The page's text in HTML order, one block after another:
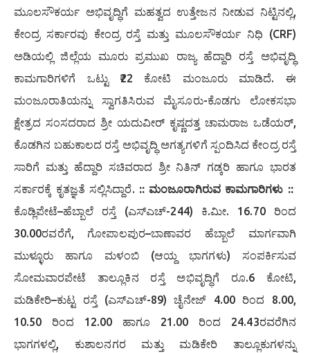
ಮೂಲಸೌಕರ್ಯ ಅಭಿವೃದ್ಧಿಗೆ ಮಹತ್ವದ ಉತ್ತೇಜನ ನೀಡುವ ನಿಟ್ಟಿನಲ್ಲಿ,
ಕೇಂದ್ರ ಸರ್ಕಾರವು ಕೇಂದ್ರ ರಸ್ತೆ ಮತ್ತು ಮೂಲಸೌಕರ್ಯ ನಿಧಿ (CRF)
ಅಡಿಯಲ್ಲಿ ಜಿಲ್ಲೆಯ ಮೂರು ಪ್ರಮುಖ ರಾಜ್ಯ ಹೆದ್ದಾರಿ ರಸ್ತೆ ಅಭಿವೃದ್ಧಿ
ಕಾಮಗಾರಿಗಳಿಗೆ ಒಟ್ಟು ₹22 ಕೋಟಿ ಮಂಜೂರು ಮಾಡಿದೆ. ಈ
ಮಂಜೂರಾತಿಯನ್ನು ಸ್ವಾಗತಿಸಿರುವ ಮೈಸೂರು-ಕೊಡಗು ಲೋಕಸಭಾ
ಕ್ಷೇತ್ರದ ಸಂಸದರಾದ ಶ್ರೀ ಯದುವೀರ್ ಕೃಷ್ಣದತ್ತ ಚಾಮರಾಜ ಒಡೆಯರ್,
ಕೊಡಗಿನ ಬಹುಕಾಲದ ರಸ್ತೆ ಅಭಿವೃದ್ಧಿ ಅಗತ್ಯಗಳಿಗೆ ಸ್ಪಂದಿಸಿದ ಕೇಂದ್ರ ರಸ್ತೆ
ಸಾರಿಗೆ ಮತ್ತು ಹೆದ್ದಾರಿ ಸಚಿವರಾದ ಶ್ರೀ ನಿತಿನ್ ಗಡ್ಕರಿ ಹಾಗೂ ಭಾರತ
ಸರ್ಕಾರಕ್ಕೆ ಕೃತಜ್ಞತೆ ಸಲ್ಲಿಸಿದ್ದಾರೆ. :: ಮಂಜೂರಾಗಿರುವ ಕಾಮಗಾರಿಗಳು ::
ಕೊಡ್ಲಿಪೇಟೆ–ಹೆಬ್ಬಾಲೆ ರಸ್ತೆ (ಎಸ್‌ಎಚ್-244) ಕಿ.ಮೀ. 16.70 ರಿಂದ
30.00ರವರೆಗೆ, ಗೋಪಾಲಪುರ–ಬಾಣಾವರ ಹೆಬ್ಬಾಲೆ ಮಾರ್ಗವಾಗಿ
ಮುಳ್ಳೂರು ಹಾಗೂ ಮಳಂಬಿ (ಆಯ್ದ ಭಾಗಗಳು) ಸಂಪರ್ಕಿಸುವ
ಸೋಮವಾರಪೇಟೆ ತಾಲ್ಲೂಕಿನ ರಸ್ತೆ ಅಭಿವೃದ್ಧಿಗೆ ರೂ.6 ಕೋಟಿ,
ಮಡಿಕೇರಿ–ಕುಟ್ಟ ರಸ್ತೆ (ಎಸ್‌ಎಚ್-89) ಚೈನೇಜ್ 4.00 ರಿಂದ 8.00,
10.50 ರಿಂದ 12.00 ಹಾಗೂ 21.00 ರಿಂದ 24.43ರವರೆಗಿನ
ಭಾಗಗಳಲ್ಲಿ, ಕುಶಾಲನಗರ ಮತ್ತು ಮಡಿಕೇರಿ ತಾಲ್ಲೂಕುಗಳನ್ನು